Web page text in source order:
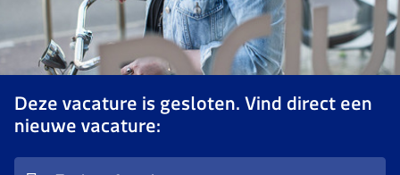
Deze vacature is gesloten. Vind direct een
nieuwe vacature: